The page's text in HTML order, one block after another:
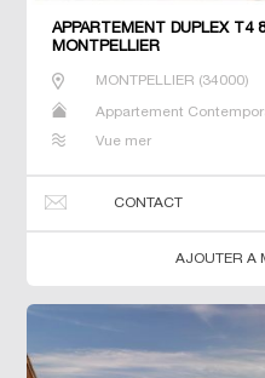
APPARTEMENT DUPLEX T4
MONTPELLIER
MONTPELLIER (34000)
Appartement
Vue mer
CONTACT
AJOUTER A